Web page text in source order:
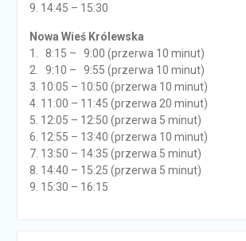
9. 14:45 – 15:30
Nowa Wieś Królewska
1. 8:15 – 9:00 (przerwa 10 minut)
2. 9:10 – 9:55 (przerwa 10 minut)
3. 10:05 – 10:50 (przerwa 10 minut)
4. 11:00 – 11:45 (przerwa 20 minut)
5. 12:05 – 12:50 (przerwa 5 minut)
6. 12:55 – 13:40 (przerwa 10 minut)
7. 13:50 – 14:35 (przerwa 5 minut)
8. 14:40 – 15:25 (przerwa 5 minut)
9. 15:30 – 16:15